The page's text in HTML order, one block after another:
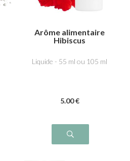
Arôme alimentaire
Hibiscus
Liquide - 55 ml ou 105 ml
5.00 €